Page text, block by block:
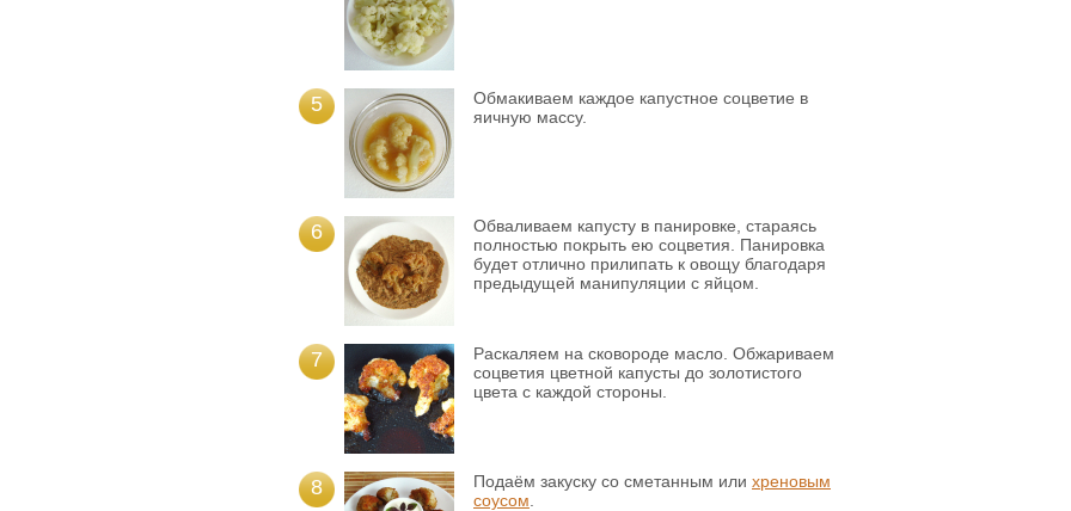
5
Обмакиваем каждое капустное соцветие в
яичную массу.
6
Обваливаем капусту в панировке, стараясь
полностью покрыть ею соцветия. Панировка
будет отлично прилипать к овощу благодаря
предыдущей манипуляции с яйцом.
7
Раскаляем на сковороде масло. Обжариваем
соцветия цветной капусты до золотистого
цвета с каждой стороны.
8 Подаём закуску со сметанным или хреновым
соусом